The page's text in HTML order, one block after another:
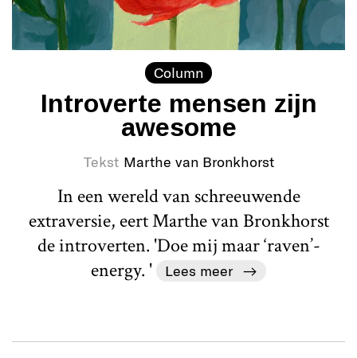
Column
Introverte mensen zijn
awesome
Tekst Marthe van Bronkhorst
In een wereld van schreeuwende
extraversie, eert Marthe van Bronkhorst
de introverten. 'Doe mij maar ‘raven’-
energy. '
Lees meer